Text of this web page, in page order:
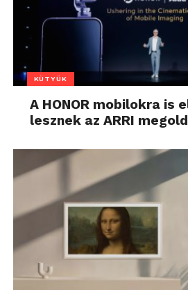
KÜTYÜK
A HONOR mobilokra is
lesznek az ARRI